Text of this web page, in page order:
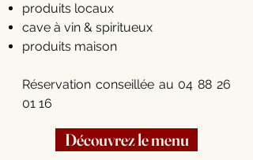
produits locaux
cave à vin & spiritueux
produits maison
Réservation conseillée au 04 88 26
01 16
Découvrez le menu